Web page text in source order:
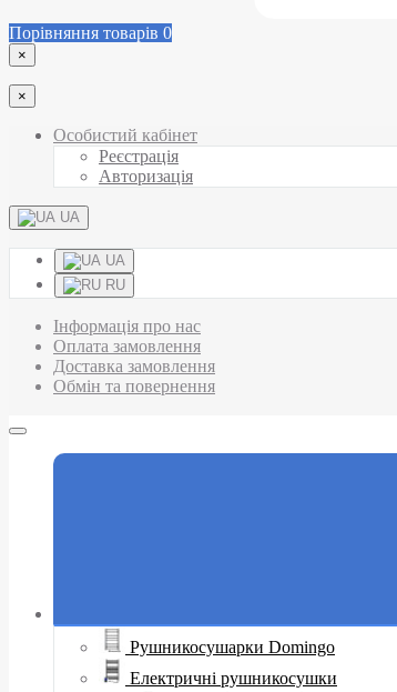
Порівняння товарів 0
×
×
Особистий кабінет
Реєстрація
Авторизація
UA
UA
RU
Інформація про нас
Оплата замовлення
Доставка замовлення
Обмін та повернення
Рушникосушарки Domingo
Електричні рушникосушки